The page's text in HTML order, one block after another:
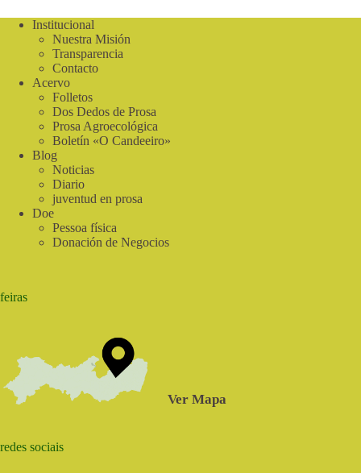
CantosInstitucional
Nuestra Misión
Transparencia
Contacto
Acervo
Folletos
Dos Dedos de Prosa
Prosa Agroecológica
Boletín «O Candeeiro»
Blog
Noticias
Diario
juventud en prosa
Doe
Pessoa física
Donación de Negocios
feiras
Ver Mapa
redes sociais